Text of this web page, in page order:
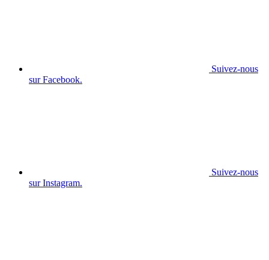
Suivez-nous
sur Facebook.
Suivez-nous
sur Instagram.